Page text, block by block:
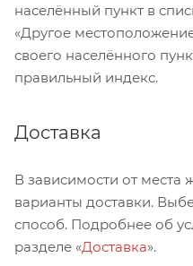
населённый пункт в
«Другое
своего населённого
правильный индекс.
Доставка
В зависимости от места
варианты доставки.
способ. Подробнее об
разделе «Доставка».